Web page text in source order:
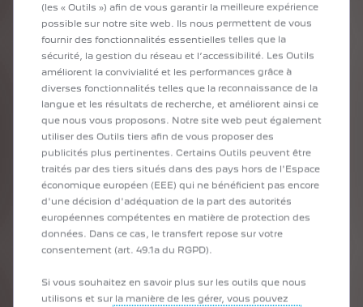
1960
LE LION CHANGE DE LOOK
La 404 inaugure un nouveau lion à la crinière
flottante et surmonté du lettrage PEUGEOT,
(les « Outils ») afin de vous garantir la meilleure expérience
possible sur notre site web. Ils nous permettent de vous
fournir des fonctionnalités essentielles telles que la
sécurité, la gestion du réseau et l’accessibilité. Les Outils
améliorent la convivialité et les performances grâce à
diverses fonctionnalités telles que la reconnaissance de la
langue et les résultats de recherche, et améliorent ainsi ce
que nous vous proposons. Notre site web peut également
utiliser des Outils tiers afin de vous proposer des
publicités plus pertinentes. Certains Outils peuvent être
traités par des tiers situés dans des pays hors de l'Espace
économique européen (EEE) qui ne bénéficient pas encore
d'une décision d'adéquation de la part des autorités
européennes compétentes en matière de protection des
données. Dans ce cas, le transfert repose sur votre
consentement (art. 49.1a du RGPD).
Si vous souhaitez en savoir plus sur les outils que nous
utilisons et sur la manière de les gérer, vous pouvez